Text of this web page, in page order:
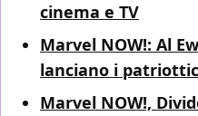
cinema e TV
Marvel NOW!: Al
lanciano i
Marvel NOW!,